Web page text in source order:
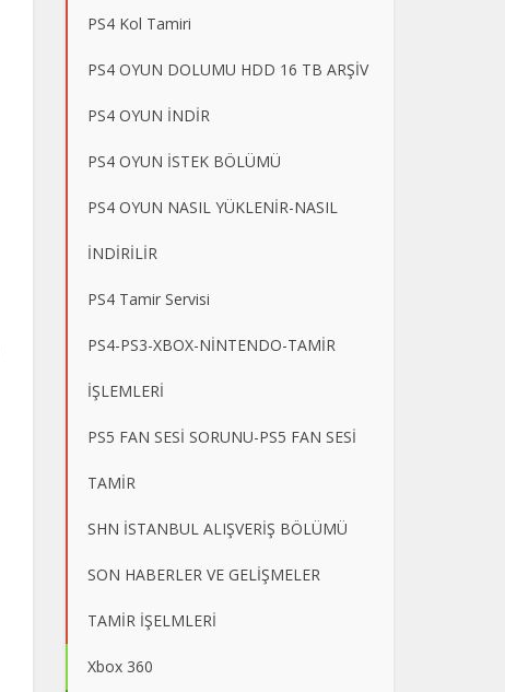
PS4 Kol Tamiri
PS4 OYUN DOLUMU HDD 16 TB ARŞİV
PS4 OYUN İNDİR
PS4 OYUN İSTEK BÖLÜMÜ
PS4 OYUN NASIL YÜKLENİR-NASIL
İNDİRİLİR
PS4 Tamir Servisi
PS4-PS3-XBOX-NİNTENDO-TAMİR
İŞLEMLERİ
PS5 FAN SESİ SORUNU-PS5 FAN SESİ
TAMİR
SHN İSTANBUL ALIŞVERİŞ BÖLÜMÜ
SON HABERLER VE GELİŞMELER
TAMİR İŞELMLERİ
Xbox 360